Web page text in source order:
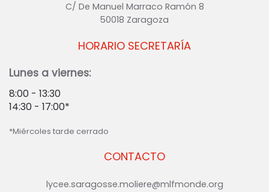
C/ De Manuel Marraco Ramón 8
50018 Zaragoza
CONTACTO
lycee.saragosse.moliere@mlfmonde.org
HORARIO SECRETARÍA
Lunes a viernes:
8:00 - 13:30
14:30 - 17:00*
*Miércoles tarde cerrado